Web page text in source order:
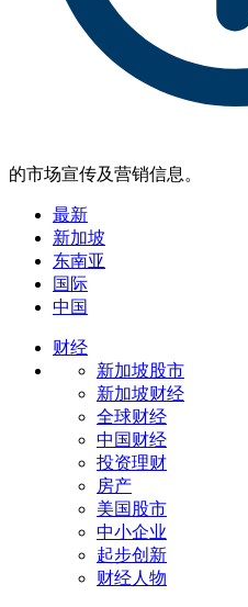
的市场宣传及营销信息。
最新
新加坡
东南亚
国际
中国
财经
新加坡股市
新加坡财经
全球财经
中国财经
投资理财
房产
美国股市
中小企业
起步创新
财经人物